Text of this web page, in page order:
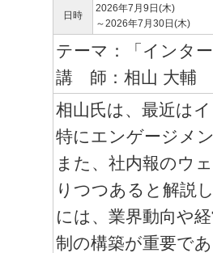
日時
2026年7月9日(木)
～2026年7月30日(木)
テーマ：「インタ
講 師：相山 大輔
相山氏は、最近は
特にエンゲージメ
また、社内報のウ
りつつあると解説
には、業界動向や
制の構築が重要で